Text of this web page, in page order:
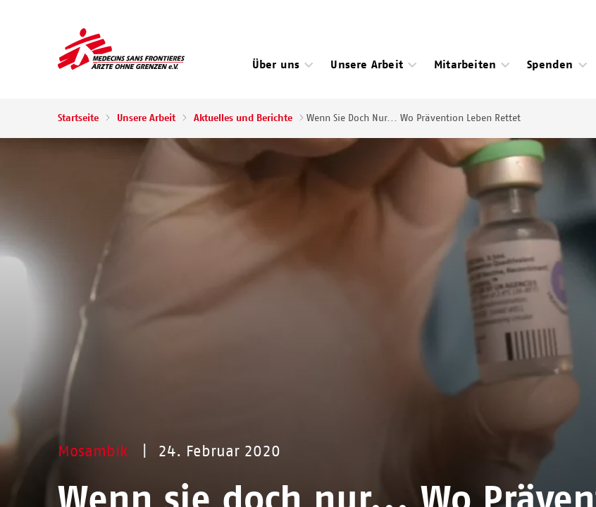
Über uns
Unsere Arbeit Mitarbeiten Spenden
Pfadnavigation
Startseite Unsere Arbeit Aktuelles und Berichte Wenn Sie Doch Nur... Wo Prävention Leben Rettet
Mosambik 24. Februar 2020